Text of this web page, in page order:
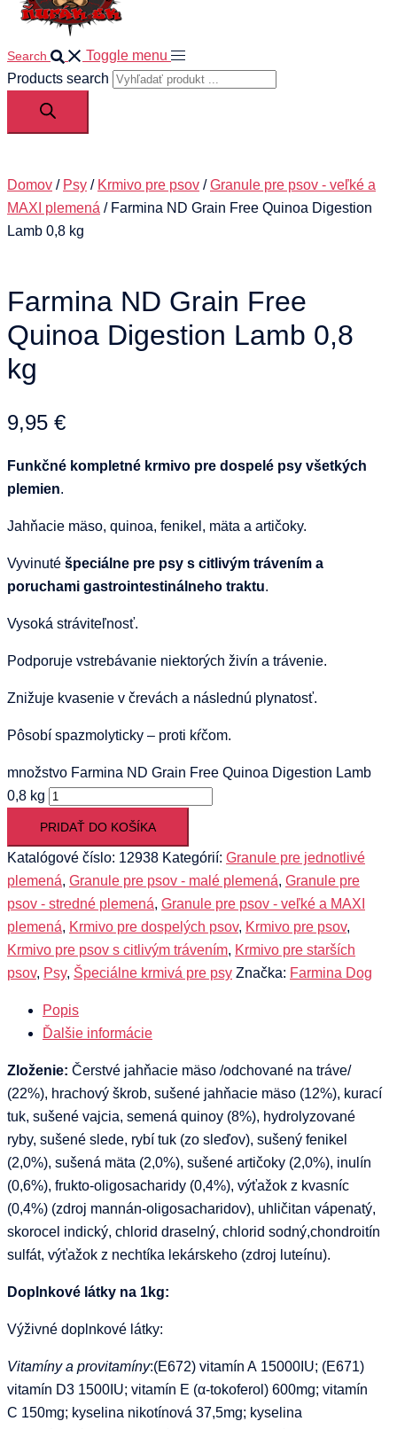
Search
Toggle menu
Products search
Domov / Psy / Krmivo pre psov /Granule pre psov - veľké a
MAXI plemená / Farmina ND Grain Free Quinoa Digestion
Lamb 0,8 kg
Farmina ND Grain Free
Quinoa Digestion Lamb 0,8
kg
9,95 €
Funkčné kompletné krmivo pre dospelé psy všetkých
plemien.
Jahňacie mäso, quinoa, fenikel, mäta a artičoky.
Vyvinuté špeciálne pre psy s citlivým trávením a
poruchami gastrointestinálneho traktu.
Vysoká stráviteľnosť.
Podporuje vstrebávanie niektorých živín a trávenie.
Znižuje kvasenie v črevách a následnú plynatosť.
Pôsobí spazmolyticky – proti kŕčom.
množstvo Farmina ND Grain Free Quinoa Digestion Lamb
0,8 kg
PRIDAŤ DO KOŠÍKA
Katalógové číslo: 12938 Kategórií: Granule pre jednotlivé
plemená, Granule pre psov - malé plemená, Granule pre
psov - stredné plemená, Granule pre psov - veľké a MAXI
plemená, Krmivo pre dospelých psov, Krmivo pre psov,
Krmivo pre psov s citlivým trávením, Krmivo pre starších
psov, Psy, Špeciálne krmivá pre psy Značka: Farmina Dog
Popis
Ďalšie informácie
Zloženie: Čerstvé jahňacie mäso /odchované na tráve/
(22%), hrachový škrob, sušené jahňacie mäso (12%), kurací
tuk, sušené vajcia, semená quinoy (8%), hydrolyzované
ryby, sušené slede, rybí tuk (zo sleďov), sušený fenikel
(2,0%), sušená mäta (2,0%), sušené artičoky (2,0%), inulín
(0,6%), frukto-oligosacharidy (0,4%), výťažok z kvasníc
(0,4%) (zdroj mannán-oligosacharidov), uhličitan vápenatý,
skorocel indický, chlorid draselný, chlorid sodný,chondroitín
sulfát, výťažok z nechtíka lekárskeho (zdroj luteínu).
Doplnkové látky na 1kg:
Výživné doplnkové látky:
Vitamíny a provitamíny:(E672) vitamín A 15000IU; (E671)
vitamín D3 1500IU; vitamín E (α-tokoferol) 600mg; vitamín
C 150mg; kyselina nikotínová 37,5mg; kyselina